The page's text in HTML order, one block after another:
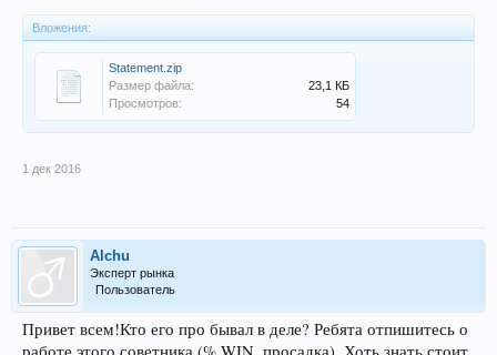
Вложения:
Statement.zip
Размер файла:
23,1 КБ
Просмотров:
54
1 дек 2016
Alchu
Эксперт рынка
Пользователь
Привет всем!Кто его про бывал в деле? Ребята отпишитесь о
работе этого советника (% WIN, просадка). Хоть знать стоит